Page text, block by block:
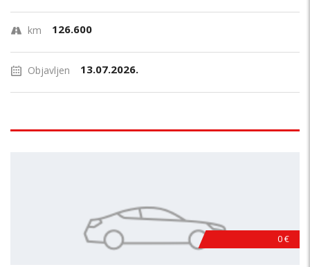
km 126.600
Objavljen 13.07.2026.
0 €